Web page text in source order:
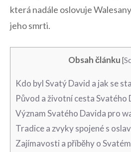
která nadále oslovuje
jeho smrti.
Obsah článku [
Kdo ⁤byl‍ Svatý ⁤David a jak se
Původ a životní cesta Svatého
Význam‌ Svatého Davida pro
Tradice a⁤ zvyky spojené s
Zajímavosti a příběhy⁢ o​